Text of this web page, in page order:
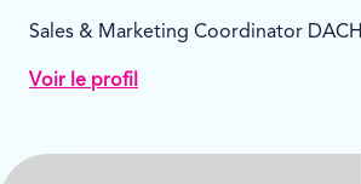
Sales & Marketing Coordinator DACH
Voir le profil